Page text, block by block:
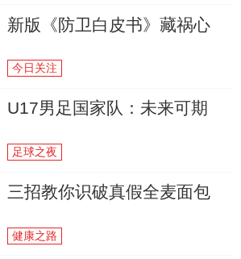
新版《防卫白皮书》藏祸心
今日关注
U17男足国家队：未来可期
足球之夜
三招教你识破真假全麦面包
健康之路